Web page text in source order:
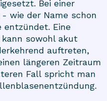
Bei einer
wie der Name schon
Eine
sowohl akut
auftreten,
längeren Zeitraum
Fall spricht man